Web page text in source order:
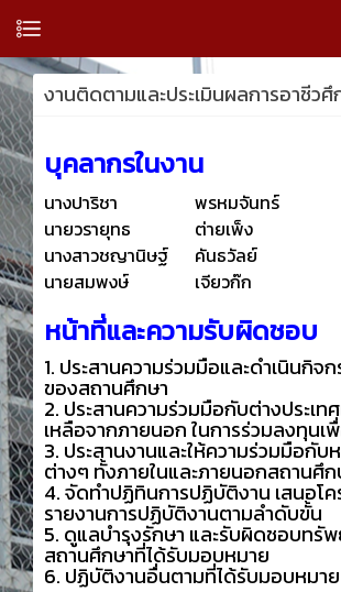
งานติดตามและประเมินผลการอาชีวศึ
บุคลากรในงาน
นางปาริชา พรหมจันทร์
นายวรายุทธ
ต่ายเพ็ง
นางสาวชญานิษฐ์
คันธวัลย์
นายสมพงษ์
เจียวก๊ก
หน้าที่และความรับผิดชอบ
1. ประสานความร่วมมือและดำเนินกิจ
ของสถานศึกษา
2. ประสานความร่วมมือกับต่างประเท
เหลือจากภายนอก ในการร่วมลงทุนเ
3. ประสานงานและให้ความร่วมมือกับ
ต่างๆ ทั้งภายในและภายนอกสถานศึก
4. จัดทำปฏิทินการปฏิบัติงาน เสนอโค
รายงานการปฏิบัติงานตามลำดับขั้น
5. ดูแลบำรุงรักษา และรับผิดชอบทรั
สถานศึกษาที่ได้รับมอบหมาย
6. ปฏิบัติงานอื่นตามที่ได้รับมอบหมาย